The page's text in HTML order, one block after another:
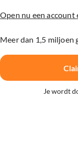
Open nu een
Meer dan 1,5 miljoen
Je wordt